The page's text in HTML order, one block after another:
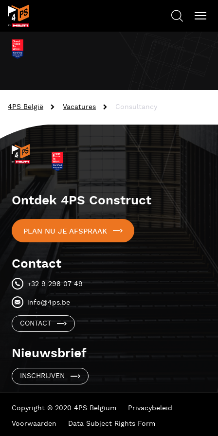
4PS België Vacatures Consultancy
Ontdek 4PS Construct
PLAN NU JE AFSPRAAK
Contact
+32 9 298 07 49
info@4ps.be
CONTACT
Nieuwsbrief
INSCHRIJVEN
Copyright © 2020 4PS Belgium
Privacybeleid
Voorwaarden
Data Subject Rights Form